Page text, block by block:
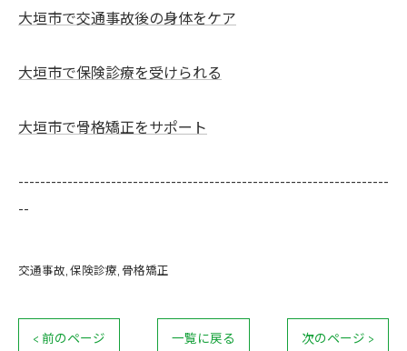
大垣市で交通事故後の身体をケア
大垣市で保険診療を受けられる
大垣市で骨格矯正をサポート
--------------------------------------------------------------------
--
交通事故 保険診療 骨格矯正
< 前のページ 一覧に戻る 次のページ >